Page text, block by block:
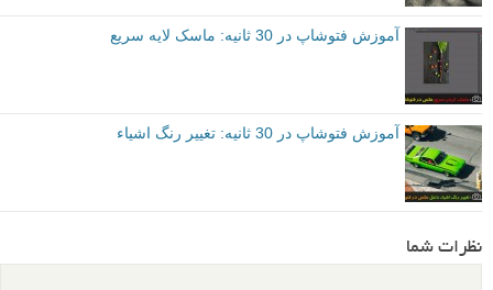
آموزش فتوشاپ در 30 ثانیه: ماسک لایه سریع
آموزش فتوشاپ در 30 ثانیه: تغییر رنگ اشیاء
نظرات شما